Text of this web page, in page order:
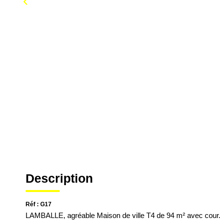
Description
Réf : G17
LAMBALLE, agréable Maison de ville T4 de 94 m² avec cour.